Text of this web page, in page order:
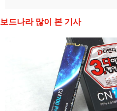
보드나라 많이 본 기사